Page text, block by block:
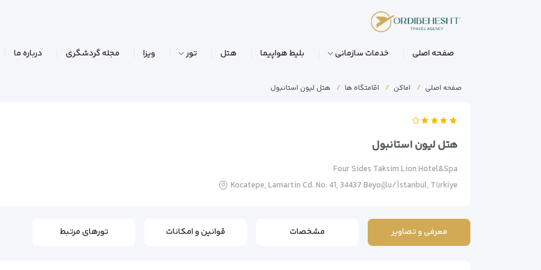
صفحه اصلی خدمات سازمانی بلیط هواپیما هتل تور ویزا مجله گردشگری درباره ما
صفحه اصلی اماکن اقامتگاه ها هتل لیون استانبول
هتل لیون استانبول
Four Sides Taksim Lion Hotel&Spa
Kocatepe, Lamartin Cd. No: 41, 34437 Beyoğlu/İstanbul, Türkiye
معرفی و تصاویر مشخصات قوانین و امکانات تورهای مرتبط